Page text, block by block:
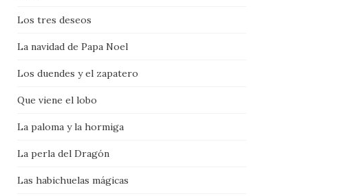
Los tres deseos
La navidad de Papa Noel
Los duendes y el zapatero
Que viene el lobo
La paloma y la hormiga
La perla del Dragón
Las habichuelas mágicas